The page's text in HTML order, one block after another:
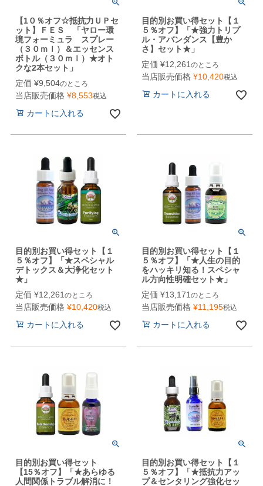
【1０％オフ☆抵抗力ＵＰセ
ット】ＦＥＳ 「ヤロー環
境フォーミュラ スプレー
（３０ｍｌ）＆エッセンス
ボトル（３０ｍｌ）★オト
クな2本セット」
定価 ¥9,504のところ
当店販売価格 ¥8,553税込
カートに入れる
目的別お買い得セット【１
５％オフ】「★強力トリプ
ル・アバンダンス【豊か
さ】セット★」
定価 ¥12,261 のところ
当店販売価格 ¥10,420税込
カートに入れる
目的別お買い得セット【１
５％オフ】「★スペシャル
デトックス＆大浄化セット
★」
定価 ¥12,261 のところ
当店販売価格 ¥10,420税込
カートに入れる
目的別お買い得セット【１
５％オフ】「★人生の目的
をハッキリ知る！スペシャ
ル方向性明確セット★」
定価 ¥13,171 のところ
当店販売価格 ¥11,195税込
カートに入れる
目的別お買い得セット
【15％オフ】「★あらゆる
人間関係トラブル解消に！
目的別お買い得セット【１
５％オフ】「★抵抗力アッ
プ＆センタリング強化セッ